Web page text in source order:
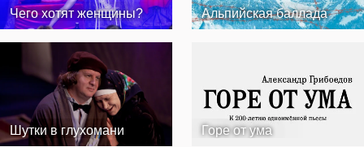
Чего хотят женщины? Альпийская баллада
Шутки в глухомани Горе от ума